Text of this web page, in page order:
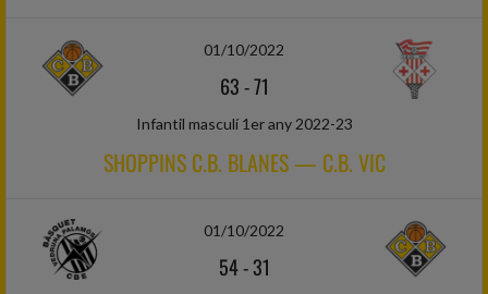
01/10/2022
63-71
Infantil masculí 1er any 2022-23
SHOPPINS C.B. BLANES — C.B. VIC
01/10/2022
54-31